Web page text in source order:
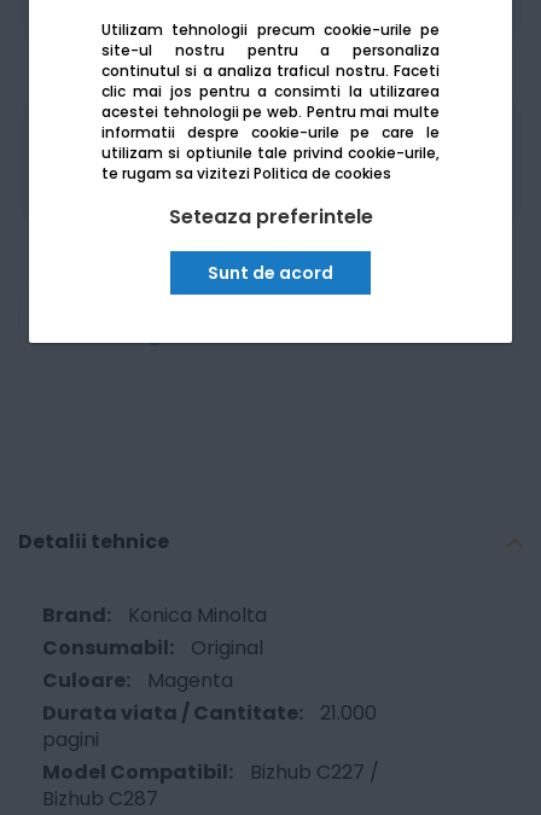
Utilizam tehnologii precum cookie-urile pe
site-ul nostru pentru a personaliza
continutul si a analiza traficul nostru. Faceti
clic mai jos pentru a consimti la utilizarea
acestei tehnologii pe web. Pentru mai multe
informatii despre cookie-urile pe care le
utilizam si optiunile tale privind cookie-urile,
te rugam sa viziteziPolitica de cookies
Seteaza preferintele
Sunt de acord
Produsele sunt disponibile pe platforma de
achizitii publiceSEAP/SICAP
Detalii tehnice
Konica Minolta
Original
Magenta
21.000
pagini
Bizhub C227 /
Bizhub C287